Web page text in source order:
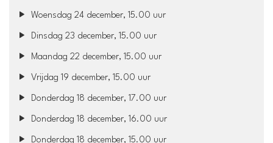
Woensdag 24 december, 15.00 uur
Dinsdag 23 december, 15.00 uur
Maandag 22 december, 15.00 uur
Vrijdag 19 december, 15.00 uur
Donderdag 18 december, 17.00 uur
Donderdag 18 december, 16.00 uur
Donderdag 18 december, 15.00 uur